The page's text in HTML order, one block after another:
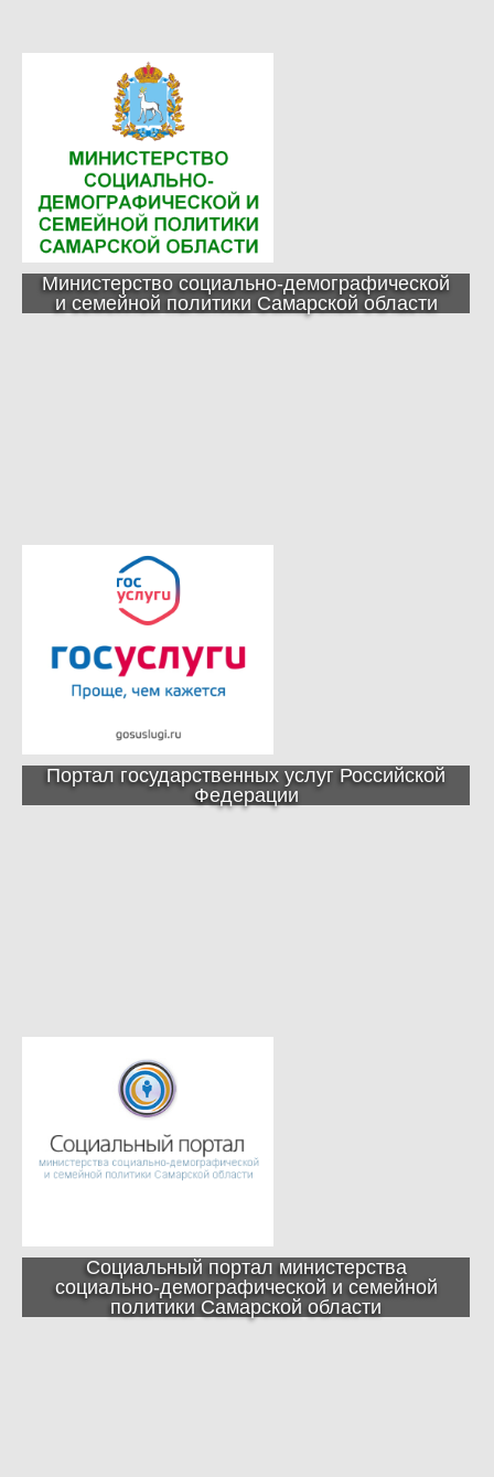
Министерство социально-демографической
и семейной политики Самарской области
Портал государственных услуг Российской
Федерации
Социальный портал министерства
социально-демографической и семейной
политики Самарской области